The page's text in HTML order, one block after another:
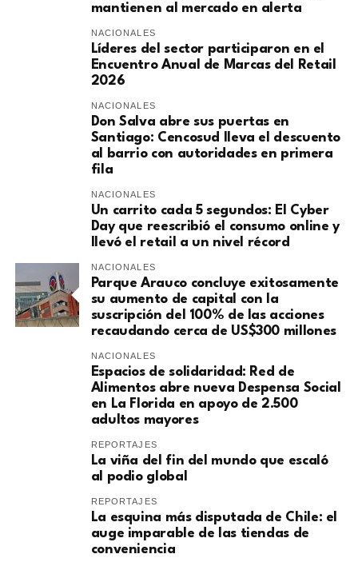
mantienen al mercado en alerta
NACIONALES
Líderes del sector participaron en el
Encuentro Anual de Marcas del Retail
2026
NACIONALES
Don Salva abre sus puertas en
Santiago: Cencosud lleva el descuento
al barrio con autoridades en primera
fila
NACIONALES
Un carrito cada 5 segundos: El Cyber
Day que reescribió el consumo online y
llevó el retail a un nivel récord
NACIONALES
Parque Arauco concluye exitosamente
su aumento de capital con la
suscripción del 100% de las acciones
recaudando cerca de US$300 millones
NACIONALES
Espacios de solidaridad: Red de
Alimentos abre nueva Despensa Social
en La Florida en apoyo de 2.500
adultos mayores
REPORTAJES
La viña del fin del mundo que escaló
al podio global
REPORTAJES
La esquina más disputada de Chile: el
auge imparable de las tiendas de
conveniencia